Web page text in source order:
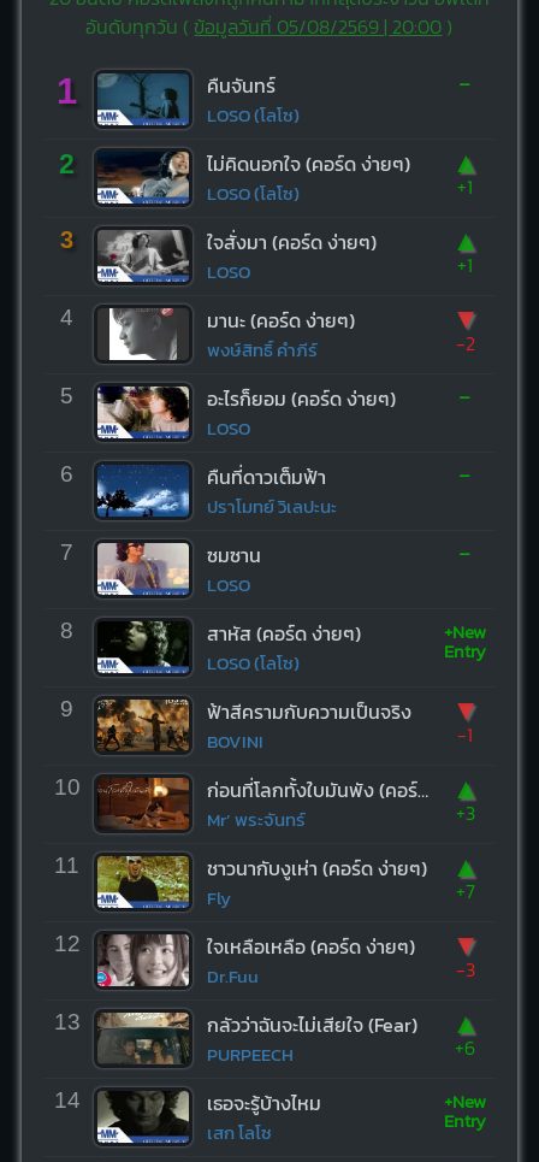
อันดับทุกวัน ( ข้อมูลวันที่ 05/08/2569 | 20:00 )
1 คืนจันทร์
LOSO (โลโซ)
-
2 ไม่คิดนอกใจ (คอร์ด ง่ายๆ)
LOSO (โลโซ)
▲
+1
3 ใจสั่งมา (คอร์ด ง่ายๆ)
LOSO
▲
+1
4 มานะ (คอร์ด ง่ายๆ)
พงษ์สิทธิ์ คำภีร์
▼
-2
5 อะไรก็ยอม (คอร์ด ง่ายๆ)
LOSO
-
6 คืนที่ดาวเต็มฟ้า
ปราโมทย์ วิเลปะนะ
-
7 ซมซาน
LOSO
-
8 สาหัส (คอร์ด ง่ายๆ)
LOSO (โลโซ)
+New
Entry
9 ฟ้าสีครามกับความเป็นจริง
BOVINI
▼
-1
10 ก่อนที่โลกทั้งใบมันพัง (คอร์ด ง่ายๆ)
Mr’ พระจันทร์
▲
+3
11 ชาวนากับงูเห่า (คอร์ด ง่ายๆ)
Fly
▲
+7
12 ใจเหลือเหลือ (คอร์ด ง่ายๆ)
Dr.Fuu
▼
-3
13 กลัวว่าฉันจะไม่เสียใจ (Fear)
PURPEECH
▲
+6
14 เธอจะรู้บ้างไหม
เสก โลโซ
+New
Entry